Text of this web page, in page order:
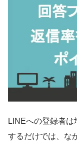
LINEへの登録者
するだけでは、な